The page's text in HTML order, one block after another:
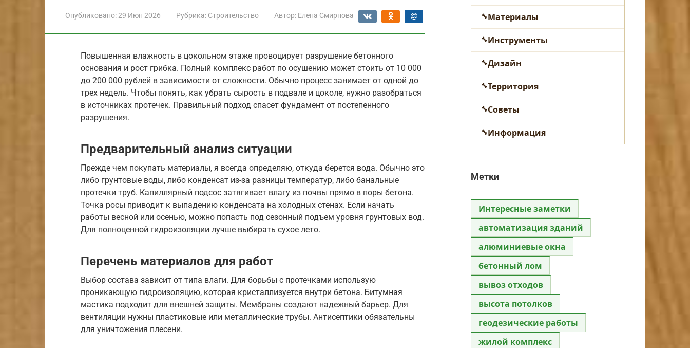
Опубликовано:29 Июн 2026 Рубрика: Строительство Автор: Елена Смирнова
Повышенная влажность в цокольном этаже провоцирует разрушение бетонного
основания и рост грибка. Полный комплекс работ по осушению может стоить от 10 000
до 200 000 рублей в зависимости от сложности. Обычно процесс занимает от одной до
трех недель. Чтобы понять, как убрать сырость в подвале и цоколе, нужно разобраться
в источниках протечек. Правильный подход спасет фундамент от постепенного
разрушения.
Предварительный анализ ситуации
Прежде чем покупать материалы, я всегда определяю, откуда берется вода. Обычно это
либо грунтовые воды, либо конденсат из-за разницы температур, либо банальные
протечки труб. Капиллярный подсос затягивает влагу из почвы прямо в поры бетона.
Точка росы приводит к выпадению конденсата на холодных стенах. Если начать
работы весной или осенью, можно попасть под сезонный подъем уровня грунтовых вод.
Для полноценной гидроизоляции лучше выбирать сухое лето.
Перечень материалов для работ
Выбор состава зависит от типа влаги. Для борьбы с протечками использую
проникающую гидроизоляцию, которая кристаллизуется внутри бетона. Битумная
мастика подходит для внешней защиты. Мембраны создают надежный барьер. Для
вентиляции нужны пластиковые или металлические трубы. Антисептики обязательны
для уничтожения плесени.
Материалы
Инструменты
Дизайн
Территория
Советы
Информация
Метки
Интересные заметки
автоматизация зданий
алюминиевые окна
бетонный лом
вывоз отходов
высота потолков
геодезические работы
жилой комплекс